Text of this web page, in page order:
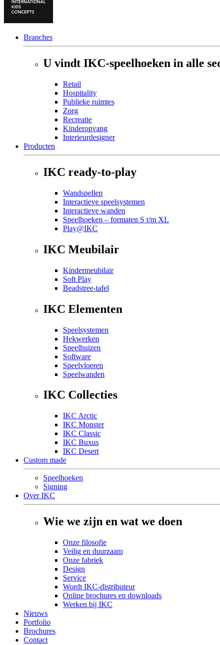
Branches
U vindt IKC-speelhoeken in alle
Retail
Hospitality
Publieke ruimtes
Zorg
Recreatie
Kinderopvang
Interieurdesigner
Producten
IKC ready-to-play
Wandspellen
Interactieve speelsystemen
Interactieve wanden
Speelhoeken – formaten S t/m XL
Play@IKC
IKC Meubilair
Kindermeubilair
Soft Play
Beadstree-tafel
IKC Elementen
Speelsystemen
Hekwerken
Speelhuizen
Software
Speelvloeren
Speelwanden
IKC Collecties
IKC Arctic
IKC Monster
IKC Classic
IKC Buxus
IKC Desert
Custom made
Speelhoeken
Signing
Over IKC
Wie we zijn en wat we doen
Onze filosofie
Veilig en duurzaam
Onze fabriek
Design
Service
Wordt IKC-distributeur
Online brochures en downloads
Werken bij IKC
Nieuws
Portfolio
Brochures
Contact